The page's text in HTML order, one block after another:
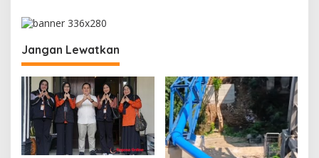
a
s
i
p
o
s
Jangan Lewatkan